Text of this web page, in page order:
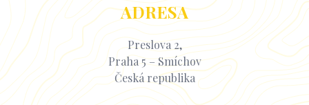
ADRESA
Preslova 2,
Praha 5 – Smíchov
Česká republika